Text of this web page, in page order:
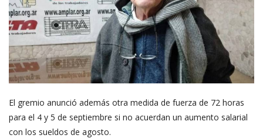
El gremio anunció además otra medida de fuerza de 72 horas
para el 4 y 5 de septiembre si no acuerdan un aumento salarial
con los sueldos de agosto.